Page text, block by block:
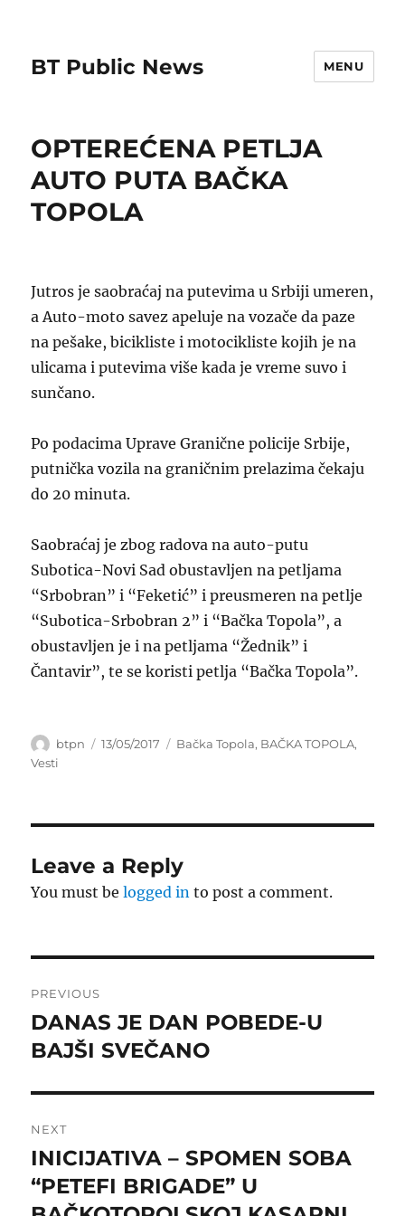
BT Public News MENU
OPTEREĆENA PETLJA
AUTO PUTA BAČKA
TOPOLA
Jutros je saobraćaj na putevima u Srbiji umeren,
a Auto-moto savez apeluje na vozače da paze
na pešake, bicikliste i motocikliste kojih je na
ulicama i putevima više kada je vreme suvo i
sunčano.
Po podacima Uprave Granične policije Srbije,
putnička vozila na graničnim prelazima čekaju
do 20 minuta.
Saobraćaj je zbog radova na auto-putu
Subotica-Novi Sad obustavljen na petljama
“Srbobran” i “Feketić” i preusmeren na petlje
“Subotica-Srbobran 2” i “Bačka Topola”, a
obustavljen je i na petljama “Žednik” i
Čantavir”, te se koristi petlja “Bačka Topola”.
Author
btpn
Posted
13/05/2017 Categories
Bačka Topola, BAČKA TOPOLA,
Vesti
Leave a Reply
You must belogged in to post a comment.
navigation
PREVIOUS
Previous
post:
DANAS JE DAN POBEDE-U
BAJŠI SVEČANO
NEXT
Next
post:
INICIJATIVA – SPOMEN SOBA
“PETEFI BRIGADE” U